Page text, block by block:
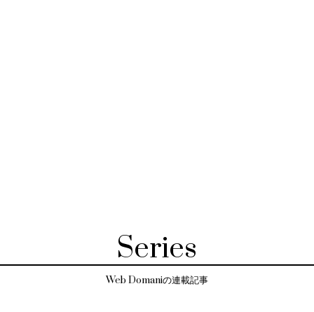
Series
Web Domaniの連載記事